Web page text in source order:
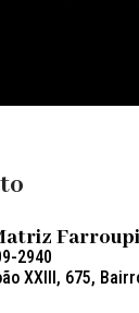
2940
XXIII, 675,